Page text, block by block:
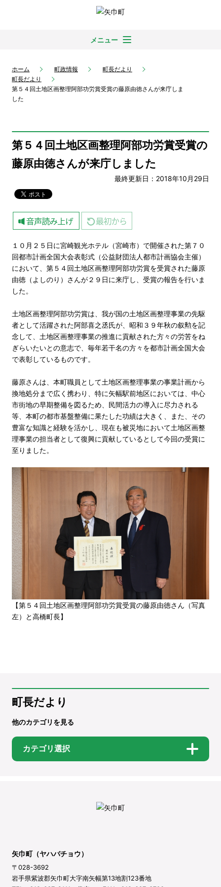
メニュー
ホーム 町政情報
町長だより
町長だより
第５４回土地区画整理阿部功労賞受賞の藤原由徳さんが来庁しま
した
第５４回土地区画整理阿部功労賞受賞の
藤原由徳さんが来庁しました
最終更新日：2018年10月29日
１０月２５日に宮崎観光ホテル（宮崎市）で開催された第７０
回都市計画全国大会表彰式（公益財団法人都市計画協会主催）
において、第５４回土地区画整理阿部功労賞を受賞された藤原
由徳（よしのり）さんが２９日に来庁し、受賞の報告を行いま
した。
土地区画整理阿部功労賞は、我が国の土地区画整理事業の先駆
者として活躍された阿部喜之丞氏が、昭和３９年秋の叙勲を記
念して、土地区画整理事業の推進に貢献された方々の労苦をね
ぎらいたいとの意志で、毎年若干名の方々を都市計画全国大会
で表彰しているものです。
藤原さんは、本町職員として土地区画整理事業の事業計画から
換地処分まで広く携わり、特に矢幅駅前地区においては、中心
市街地の早期整備を図るため、民間活力の導入に尽力される
等、本町の都市基盤整備に果たした功績は大きく、また、その
豊富な知識と経験を活かし、現在も被災地において土地区画整
理事業の担当者として復興に貢献しているとして今回の受賞に
至りました。
【第５４回土地区画整理阿部功労賞受賞の藤原由徳さん（写真
左）と高橋町長】
町長だより
他のカテゴリを見る
カテゴリ選択
矢巾町（ヤハバチョウ）
〒028-3692
岩手県紫波郡矢巾町大字南矢幅第13地割123番地